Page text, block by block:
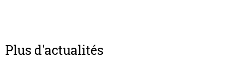
Plus d'actualités